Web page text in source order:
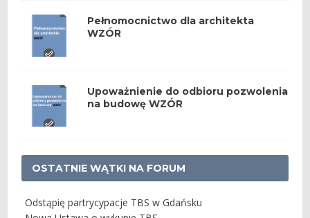
Pełnomocnictwo dla architekta
WZÓR
Upoważnienie do odbioru pozwolenia
na budowę WZÓR
OSTATNIE WĄTKI NA FORUM
Odstąpię partrycypacje TBS w Gdańsku